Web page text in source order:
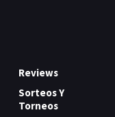
Reviews
Sorteos Y
Torneos